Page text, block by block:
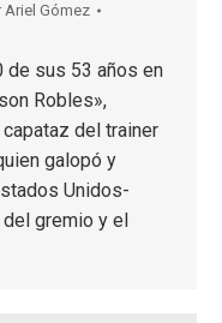
Ariel Gómez
de sus 53 años en
Robles»,
del trainer
galopó y
Unidos-
gremio y el